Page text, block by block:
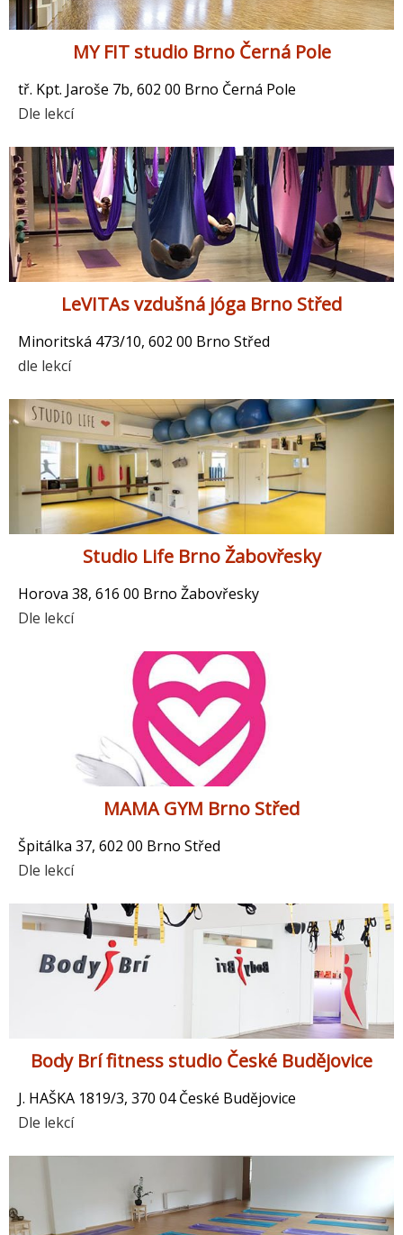
MY FIT studio Brno Černá Pole
tř. Kpt. Jaroše 7b, 602 00 Brno Černá Pole
Dle lekcí
LeVITAs vzdušná jóga Brno Střed
Minoritská 473/10, 602 00 Brno Střed
dle lekcí
Studio Life Brno Žabovřesky
Horova 38, 616 00 Brno Žabovřesky
Dle lekcí
MAMA GYM Brno Střed
Špitálka 37, 602 00 Brno Střed
Dle lekcí
Body Brí fitness studio České Budějovice
J. HAŠKA 1819/3, 370 04 České Budějovice
Dle lekcí